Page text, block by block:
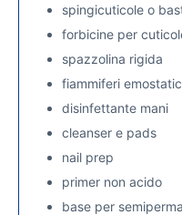
spingicuticole o
forbicine per
spazzolina rigida
fiammiferi
disinfettante mani
cleanser e pads
nail prep
primer non acido
base per